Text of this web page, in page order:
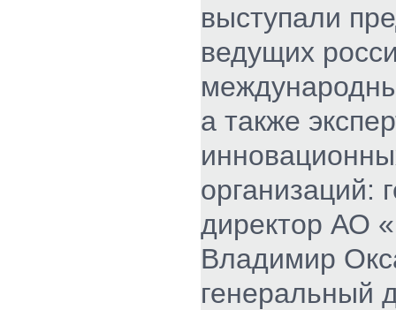
выступали
ведущих
а также
организаций:
директор АО
Владимир
генеральный